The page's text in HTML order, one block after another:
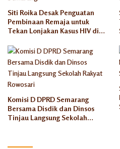
Siti Roika Desak Penguatan
Pembinaan Remaja untuk
Tekan Lonjakan Kasus HIV di
Komisi D DPRD Semarang
Bersama Disdik dan Dinsos
Tinjau Langsung Sekolah